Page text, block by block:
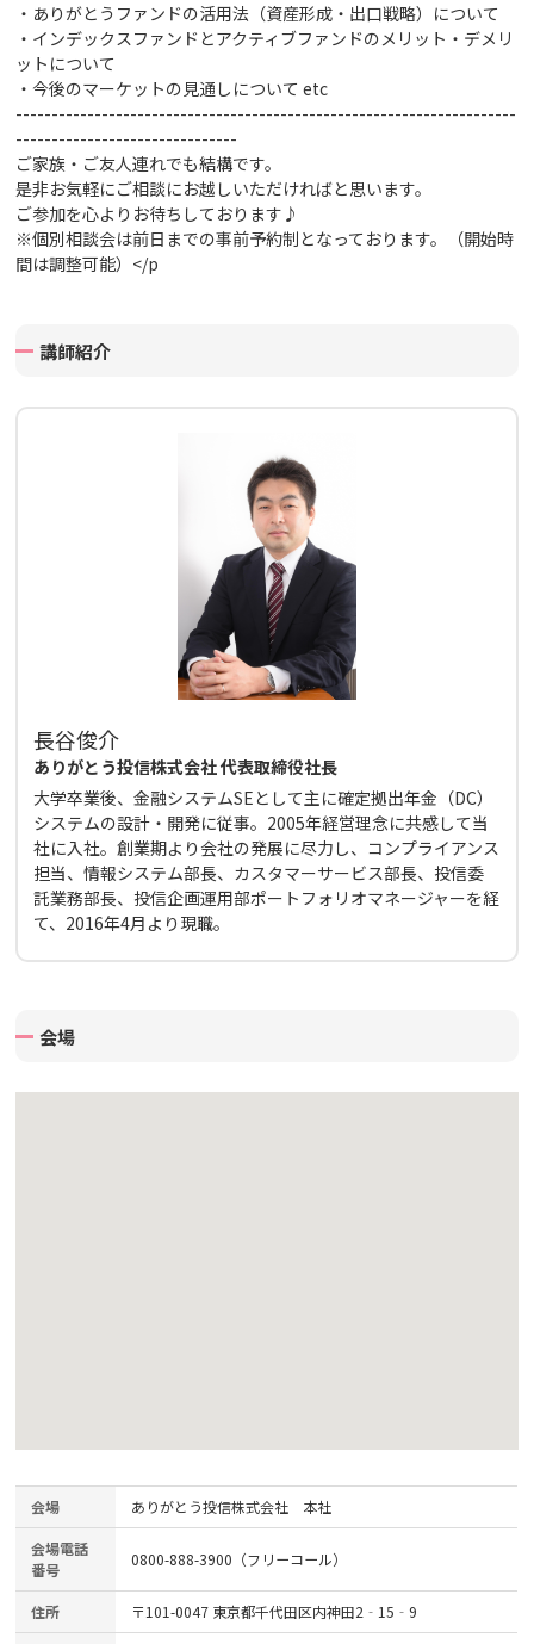
・ありがとうファンドの活用法（資産形成・出口戦略）について
・インデックスファンドとアクティブファンドのメリット・デメリ
ットについて
・今後のマーケットの見通しについてetc
----------------------------------------------------------------------
-------------------------------
ご家族・ご友人連れでも結構です。
是非お気軽にご相談にお越しいただければと思います。
ご参加を心よりお待ちしております♪
※個別相談会は前日までの事前予約制となっております。（開始時
間は調整可能） </p
講師紹介
長谷俊介
ありがとう投信株式会社 代表取締役社長
大学卒業後、金融システムSEとして主に確定拠出年金（DC）
システムの設計・開発に従事。2005年経営理念に共感して当
社に入社。創業期より会社の発展に尽力し、コンプライアンス
担当、情報システム部長、カスタマーサービス部長、投信委
託業務部長、投信企画運用部ポートフォリオマネージャーを経
て、2016年4月より現職。
会場
会場 ありがとう投信株式会社 本社
会場電話
番号
0800-888-3900（フリーコール）
住所 〒101-0047 東京都千代田区内神田2‐15‐9